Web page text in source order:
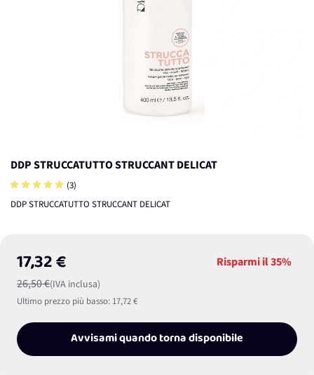
DDP STRUCCATUTTO STRUCCANT DELICAT
(3)
DDP STRUCCATUTTO STRUCCANT DELICAT
17,32 €
26,50 €(IVA inclusa)
Risparmi il35%
Ultimo prezzo più basso: 17,72 €
Avvisami quando torna disponibile